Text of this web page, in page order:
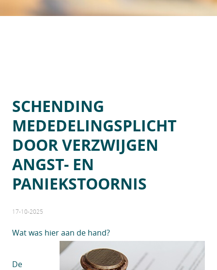
SCHENDING
MEDEDELINGSPLICHT
DOOR VERZWIJGEN
ANGST- EN
PANIEKSTOORNIS
17-10-2025
Wat was hier aan de hand?
De